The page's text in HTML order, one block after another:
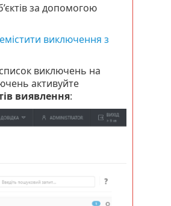
за допомогою
виключення з
виключень на
активуйте
виявлення: